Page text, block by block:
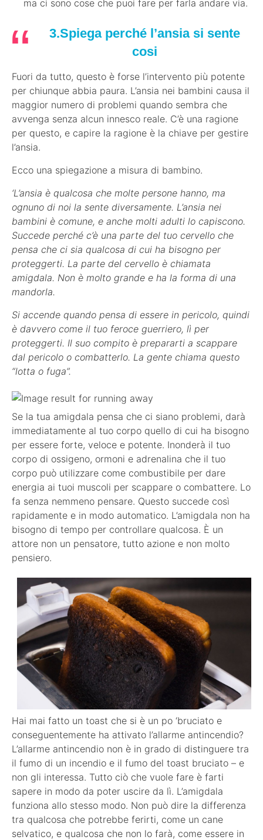
ma ci sono cose che puoi fare per farla andare via.
3.Spiega perché l’ansia si sente
cosi
Fuori da tutto, questo è forse l’intervento più potente
per chiunque abbia paura. L’ansia nei bambini causa il
maggior numero di problemi quando sembra che
avvenga senza alcun innesco reale. C’è una ragione
per questo, e capire la ragione è la chiave per gestire
l’ansia.
Ecco una spiegazione a misura di bambino.
‘L’ansia è qualcosa che molte persone hanno, ma
ognuno di noi la sente diversamente. L’ansia nei
bambini è comune, e anche molti adulti lo capiscono.
Succede perché c’è una parte del tuo cervello che
pensa che ci sia qualcosa di cui ha bisogno per
proteggerti. La parte del cervello è chiamata
amigdala. Non è molto grande e ha la forma di una
mandorla.
Si accende quando pensa di essere in pericolo, quindi
è davvero come il tuo feroce guerriero, lì per
proteggerti. Il suo compito è prepararti a scappare
dal pericolo o combatterlo. La gente chiama questo
“lotta o fuga”.
Se la tua amigdala pensa che ci siano problemi, darà
immediatamente al tuo corpo quello di cui ha bisogno
per essere forte, veloce e potente. Inonderà il tuo
corpo di ossigeno, ormoni e adrenalina che il tuo
corpo può utilizzare come combustibile per dare
energia ai tuoi muscoli per scappare o combattere. Lo
fa senza nemmeno pensare. Questo succede così
rapidamente e in modo automatico. L’amigdala non ha
bisogno di tempo per controllare qualcosa. È un
attore non un pensatore, tutto azione e non molto
pensiero.
Hai mai fatto un toast che si è un po ‘bruciato e
conseguentemente ha attivato l’allarme antincendio?
L’allarme antincendio non è in grado di distinguere tra
il fumo di un incendio e il fumo del toast bruciato – e
non gli interessa. Tutto ciò che vuole fare è farti
sapere in modo da poter uscire da lì. L’amigdala
funziona allo stesso modo. Non può dire la differenza
tra qualcosa che potrebbe ferirti, come un cane
selvatico, e qualcosa che non lo farà, come essere in